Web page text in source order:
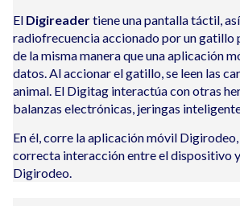
El Digireadertiene una pantalla táctil,
radiofrecuencia accionado por un gatillo
de la misma manera que una aplicación
datos.Al accionar el gatillo, se leen las
animal. El Digitag interactúa con otras
balanzas electrónicas, jeringas
En él, corre laaplicación móvil
correcta interacciónentre el dispositivo
Digirodeo.